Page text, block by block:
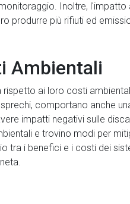
Inoltre, l'impatto
produrre più rifiuti ed
Ambientali
ai loro costi
comportano anche
impatti negativi sulle
e trovino modi per
tra i benefici e i costi dei